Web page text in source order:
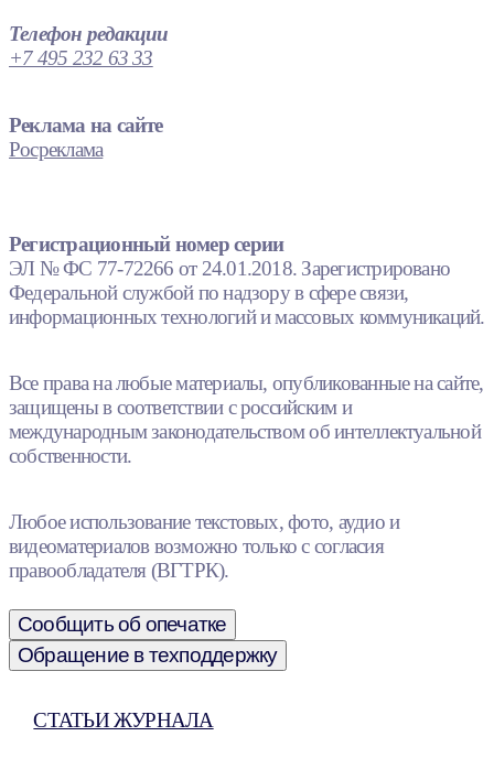
Телефон редакции
+7 495 232 63 33
Реклама на сайте
Росреклама
Регистрационный номер серии
ЭЛ № ФС 77-72266 от 24.01.2018. Зарегистрировано
Федеральной службой по надзору в сфере связи,
информационных технологий и массовых коммуникаций.
Все права на любые материалы, опубликованные на сайте,
защищены в соответствии с российским и
международным законодательством об интеллектуальной
собственности.
Любое использование текстовых, фото, аудио и
видеоматериалов возможно только с согласия
правообладателя (ВГТРК).
Сообщить об опечатке
Обращение в техподдержку
СТАТЬИ ЖУРНАЛА